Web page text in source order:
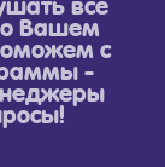
Вашемс
-